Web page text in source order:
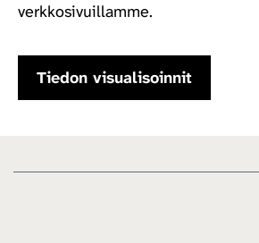
verkkosivuillamme.
Tiedon visualisoinnit